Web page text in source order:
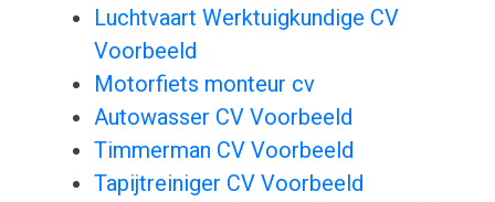
Luchtvaart Werktuigkundige CV
Voorbeeld
Motorfiets monteur cv
Autowasser CV Voorbeeld
Timmerman CV Voorbeeld
Tapijtreiniger CV Voorbeeld